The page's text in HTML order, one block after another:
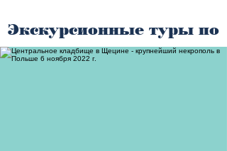
Экскурсионные туры по
странам Европы